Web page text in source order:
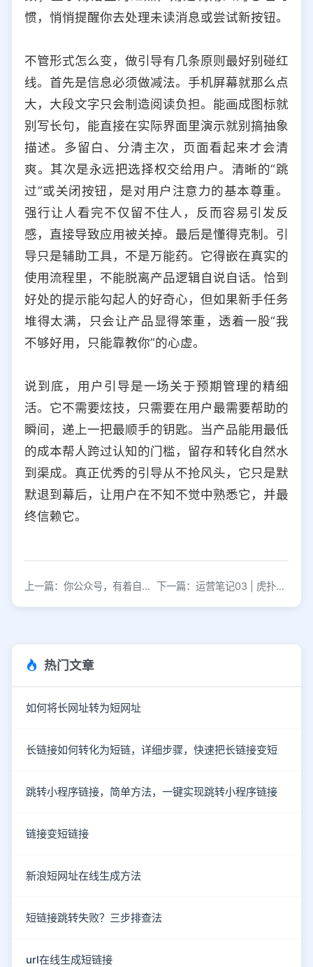
惯，悄悄提醒你去处理未读消息或尝试新按钮。
不管形式怎么变，做引导有几条原则最好别碰红
线。首先是信息必须做减法。手机屏幕就那么点
大，大段文字只会制造阅读负担。能画成图标就
别写长句，能直接在实际界面里演示就别搞抽象
描述。多留白、分清主次，页面看起来才会清
爽。其次是永远把选择权交给用户。清晰的“跳
过”或关闭按钮，是对用户注意力的基本尊重。
强行让人看完不仅留不住人，反而容易引发反
感，直接导致应用被关掉。最后是懂得克制。引
导只是辅助工具，不是万能药。它得嵌在真实的
使用流程里，不能脱离产品逻辑自说自话。恰到
好处的提示能勾起人的好奇心，但如果新手任务
堆得太满，只会让产品显得笨重，透着一股“我
不够好用，只能靠教你”的心虚。
说到底，用户引导是一场关于预期管理的精细
活。它不需要炫技，只需要在用户最需要帮助的
瞬间，递上一把最顺手的钥匙。当产品能用最低
的成本帮人跨过认知的门槛，留存和转化自然水
到渠成。真正优秀的引导从不抢风头，它只是默
默退到幕后，让用户在不知不觉中熟悉它，并最
终信赖它。
上一篇：你公众号，有着自己的内容体系吗？ 下一篇：运营笔记03 | 虎扑VS吴亦凡：新媒体运营的3个必备专业技能
热门文章
如何将长网址转为短网址
长链接如何转化为短链，详细步骤，快速把长链接变短
跳转小程序链接，简单方法，一键实现跳转小程序链接
链接变短链接
新浪短网址在线生成方法
短链接跳转失败？三步排查法
url在线生成短链接